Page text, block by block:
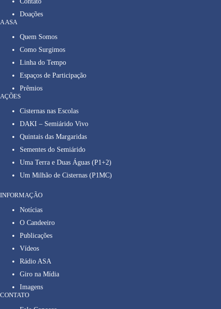
Doações
A ASA
Quem Somos
Como Surgimos
Linha do Tempo
Espaços de Participação
Prêmios
AÇÕES
Cisternas nas Escolas
DAKI – Semiárido Vivo
Quintais das Margaridas
Sementes do Semiárido
Uma Terra e Duas Águas (P1+2)
Um Milhão de Cisternas (P1MC)
INFORMAÇÃO
Notícias
O Candeeiro
Publicações
Vídeos
Rádio ASA
Giro na Mídia
Imagens
CONTATO